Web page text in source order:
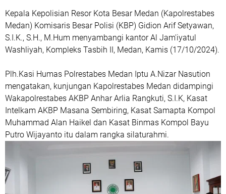
Kepala Kepolisian Resor Kota Besar Medan (Kapolrestabes
Medan) Komisaris Besar Polisi (KBP) Gidion Arif Setyawan,
S.I.K., S.H., M.Hum menyambangi kantor Al Jam'iyatul
Washliyah, Kompleks Tasbih II, Medan, Kamis (17/10/2024).
Plh.Kasi Humas Polrestabes Medan Iptu A.Nizar Nasution
mengatakan, kunjungan Kapolrestabes Medan didampingi
Wakapolrestabes AKBP Anhar Arlia Rangkuti, S.I.K, Kasat
Intelkam AKBP Masana Sembiring, Kasat Samapta Kompol
Muhammad Alan Haikel dan Kasat Binmas Kompol Bayu
Putro Wijayanto itu dalam rangka silaturahmi.